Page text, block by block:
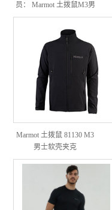
员： Marmot 土拨鼠M3男
款软壳外套
Marmot 土拨鼠 81130 M3
男士软壳夹克